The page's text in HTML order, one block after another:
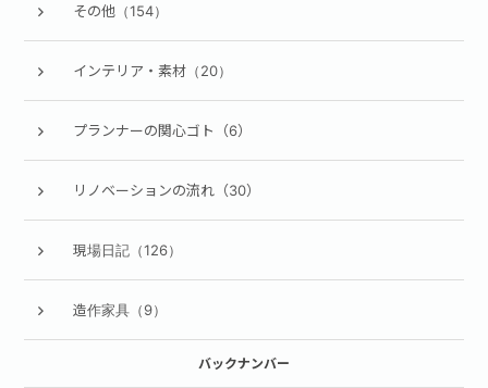
その他（154）
インテリア・素材（20）
プランナーの関心ゴト（6）
リノベーションの流れ（30）
現場日記（126）
造作家具（9）
バックナンバー